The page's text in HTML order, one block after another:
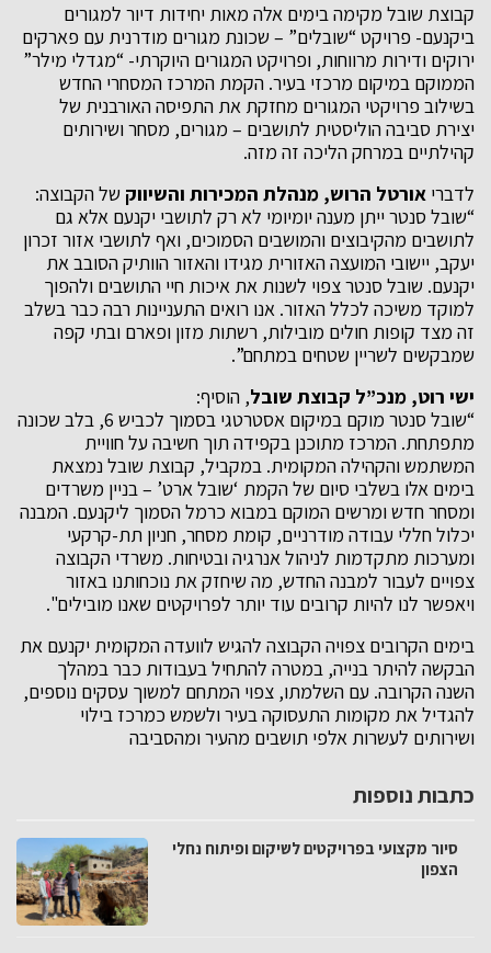
קבוצת שובל מקימה בימים אלה מאות יחידות דיור למגורים
ביקנעם- פרויקט “שובלים” – שכונת מגורים מודרנית עם פארקים
ירוקים ודירות מרווחות, ופרויקט המגורים היוקרתי- “מגדלי מילר”
הממוקם במיקום מרכזי בעיר. הקמת המרכז המסחרי החדש
בשילוב פרויקטי המגורים מחזקת את התפיסה האורבנית של
יצירת סביבה הוליסטית לתושבים – מגורים, מסחר ושירותים
קהילתיים במרחק הליכה זה מזה.
לדברי אורטל הרוש, מנהלת המכירות והשיווק של הקבוצה:
“שובל סנטר ייתן מענה יומיומי לא רק לתושבי יקנעם אלא גם
לתושבים מהקיבוצים והמושבים הסמוכים, ואף לתושבי אזור זכרון
יעקב, יישובי המועצה האזורית מגידו והאזור הוותיק הסובב את
יקנעם. שובל סנטר צפוי לשנות את איכות חיי התושבים ולהפוך
למוקד משיכה לכלל האזור. אנו רואים התעניינות רבה כבר בשלב
זה מצד קופות חולים מובילות, רשתות מזון ופארם ובתי קפה
שמבקשים לשריין שטחים במתחם”.
ישי רוט, מנכ”ל קבוצת שובל, הוסיף:
“שובל סנטר מוקם במיקום אסטרטגי בסמוך לכביש 6, בלב שכונה
מתפתחת. המרכז מתוכנן בקפידה תוך חשיבה על חוויית
המשתמש והקהילה המקומית. במקביל, קבוצת שובל נמצאת
בימים אלו בשלבי סיום של הקמת ‘שובל ארט’ – בניין משרדים
ומסחר חדש ומרשים המוקם במבוא כרמל הסמוך ליקנעם. המבנה
יכלול חללי עבודה מודרניים, קומת מסחר, חניון תת-קרקעי
ומערכות מתקדמות לניהול אנרגיה ובטיחות. משרדי הקבוצה
צפויים לעבור למבנה החדש, מה שיחזק את נוכחותנו באזור
ויאפשר לנו להיות קרובים עוד יותר לפרויקטים שאנו מובילים".
בימים הקרובים צפויה הקבוצה להגיש לוועדה המקומית יקנעם את
הבקשה להיתר בנייה, במטרה להתחיל בעבודות כבר במהלך
השנה הקרובה. עם השלמתו, צפוי המתחם למשוך עסקים נוספים,
להגדיל את מקומות התעסוקה בעיר ולשמש כמרכז בילוי
ושירותים לעשרות אלפי תושבים מהעיר ומהסביבה
כתבות נוספות
סיור מקצועי בפרויקטים לשיקום ופיתוח נחלי
הצפון